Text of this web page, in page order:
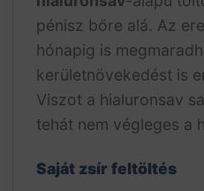
pénisz bőre alá. Az
hónapig is
kerületnövekedést is
Viszot a hialuronsav
tehát nem végleges a
Saját zsír feltöltés